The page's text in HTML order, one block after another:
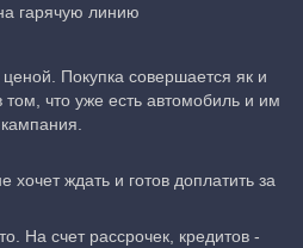
гарячую линию
Покупка совершается як и
что уже есть автомобиль и им
хочет ждать и готов доплатить за
На счет рассрочек, кредитов -